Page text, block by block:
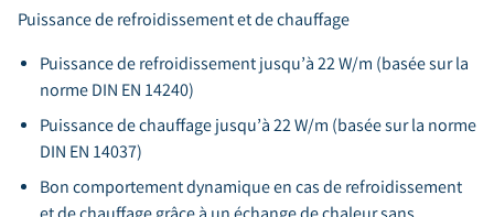
Puissance de refroidissement et de chauffage
Puissance de refroidissement jusqu’à 22 W/m (basée sur la
norme DIN EN 14240)
Puissance de chauffage jusqu’à 22 W/m (basée sur la norme
DIN EN 14037)
Bon comportement dynamique en cas de refroidissement
et de chauffage grâce à un échange de chaleur sans